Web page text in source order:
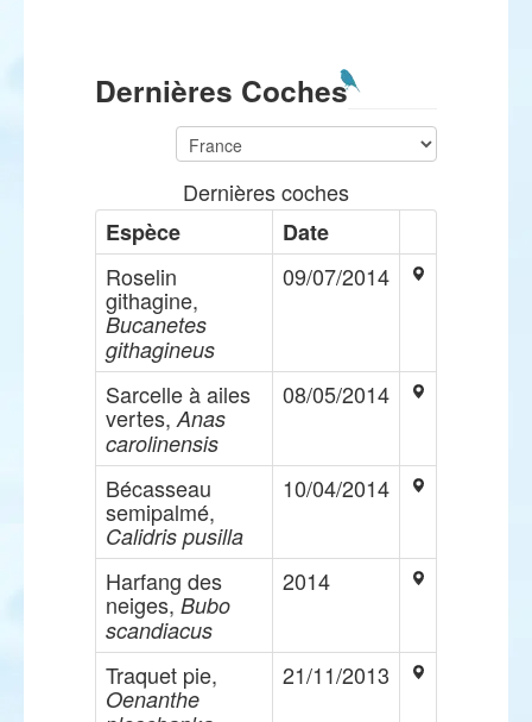
Dernières Coches
Dernières coches
Espèce
Date
Roselin
githagine,
Bucanetes
githagineus
09/07/2014
Sarcelle à ailes
vertes, Anas
carolinensis
08/05/2014
Bécasseau
semipalmé,
Calidris pusilla
10/04/2014
Harfang des
neiges,Bubo
scandiacus
2014
Traquet pie,
Oenanthe
21/11/2013